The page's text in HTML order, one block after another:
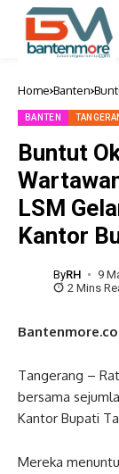
Home Banten
BANTEN
Buntut
LSM
Kantor
ByRH
9
2 Mins
Tangerang –
bersama
Kantor Bupati
Mereka